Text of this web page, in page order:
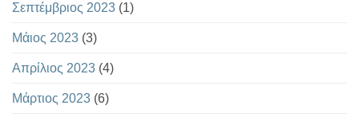
Σεπτέμβριος 2023 (1)
Μάιος 2023 (3)
Απρίλιος 2023 (4)
Μάρτιος 2023 (6)